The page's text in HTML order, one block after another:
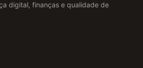
digital, finanças e qualidade de